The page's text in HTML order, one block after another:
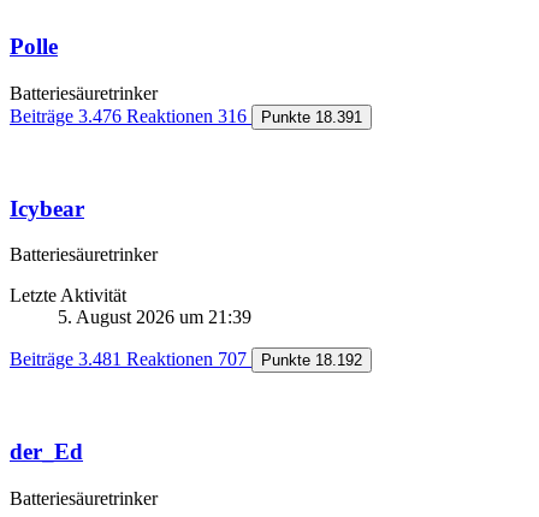
Polle
Batteriesäuretrinker
Beiträge 3.476 Reaktionen 316 Punkte 18.391
Icybear
Batteriesäuretrinker
Letzte Aktivität
5. August 2026 um 21:39
Beiträge 3.481 Reaktionen 707 Punkte 18.192
der_Ed
Batteriesäuretrinker